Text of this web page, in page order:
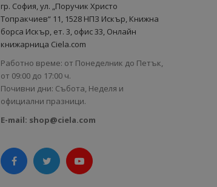
гр. София, ул. „Поручик Христо
Топракчиев“ 11, 1528 НПЗ Искър, Книжна
борса Искър, ет. 3, офис 33, Онлайн
книжарница Ciela.com
Работно време: от Понеделник до Петък,
от 09:00 до 17:00 ч.
Почивни дни: Събота, Неделя и
официални празници.
E-mail: shop@ciela.com